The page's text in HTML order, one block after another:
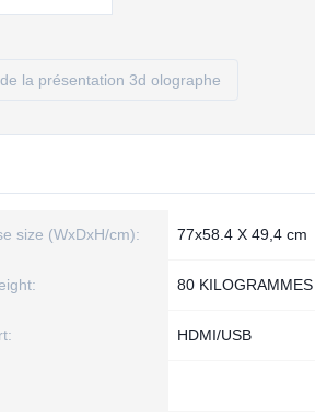
la présentation 3d olographe
size (WxDxH/cm): 77x58.4 X 49,4 cm
80 KILOGRAMMES
HDMI/USB